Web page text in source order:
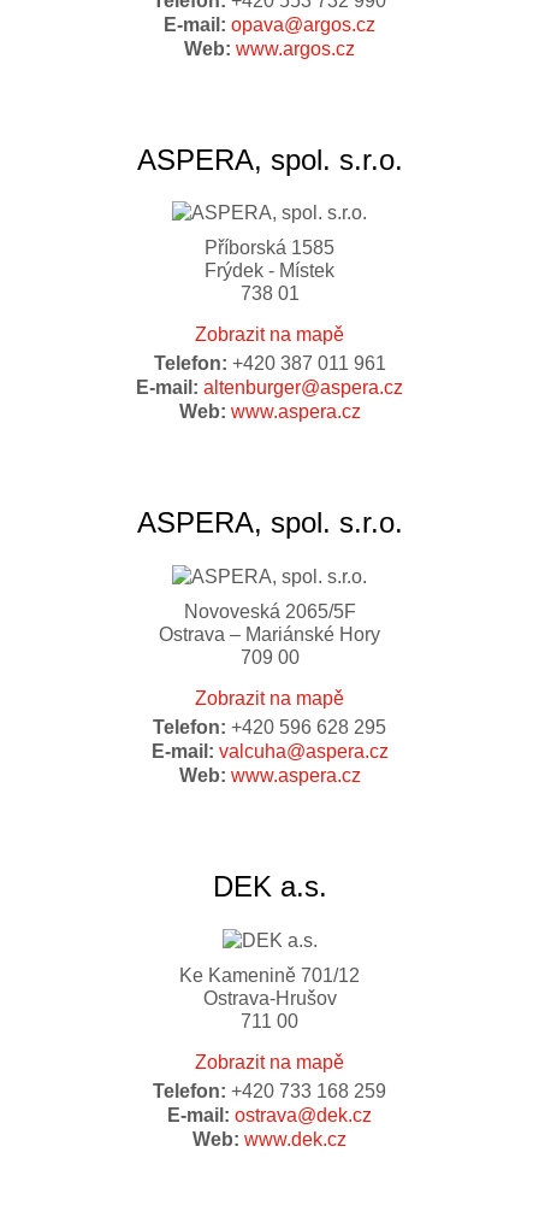
E-mail: opava@argos.cz
Web: www.argos.cz
ASPERA, spol. s.r.o.
Příborská 1585
Frýdek - Místek
738 01
Zobrazit na mapě
Telefon: +420 387 011 961
E-mail: altenburger@aspera.cz
Web: www.aspera.cz
ASPERA, spol. s.r.o.
Novoveská 2065/5F
Ostrava – Mariánské Hory
709 00
Zobrazit na mapě
Telefon: +420 596 628 295
E-mail: valcuha@aspera.cz
Web: www.aspera.cz
DEK a.s.
Ke Kamenině 701/12
Ostrava-Hrušov
711 00
Zobrazit na mapě
Telefon: +420 733 168 259
E-mail: ostrava@dek.cz
Web: www.dek.cz